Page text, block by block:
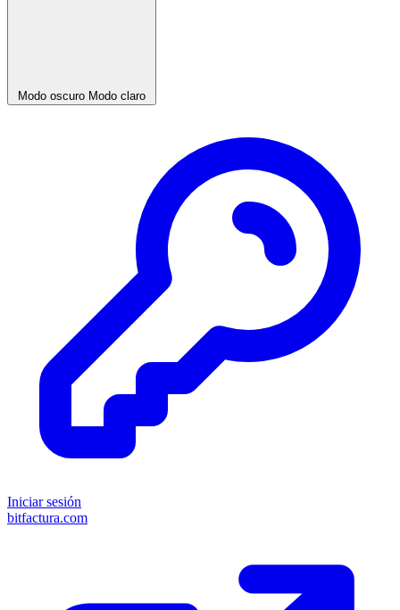
Modo oscuro Modo claro
Iniciar sesión
bitfactura.com